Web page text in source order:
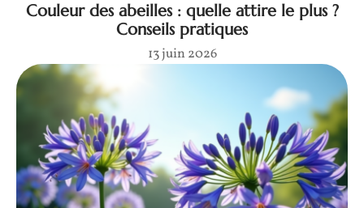
Couleur des abeilles : quelle attire le plus ?
Conseils pratiques
13 juin 2026